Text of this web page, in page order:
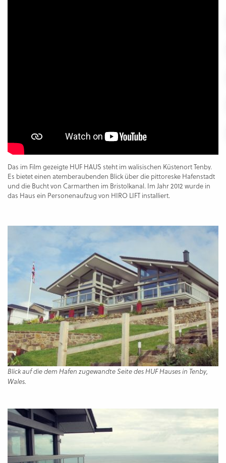
Das im Film gezeigte HUF HAUS steht im walisischen Küstenort Tenby.
Es bietet einen atemberaubenden Blick über die pittoreske Hafenstadt
und die Bucht von Carmarthen im Bristolkanal. Im Jahr 2012 wurde in
das Haus ein Personenaufzug von HIRO LIFT installiert.
Blick auf die dem Hafen zugewandte Seite des HUF Hauses in Tenby,
Wales.